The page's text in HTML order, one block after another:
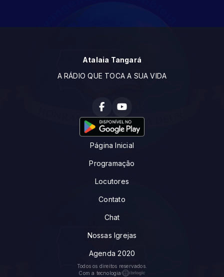
Atalaia Tangará
A RÁDIO QUE TOCA A SUA VIDA
Página Inicial
Programação
Locutores
Contato
Chat
Nossas Igrejas
Agenda 2020
Todos os direitos reservados.
Com a tecnologia